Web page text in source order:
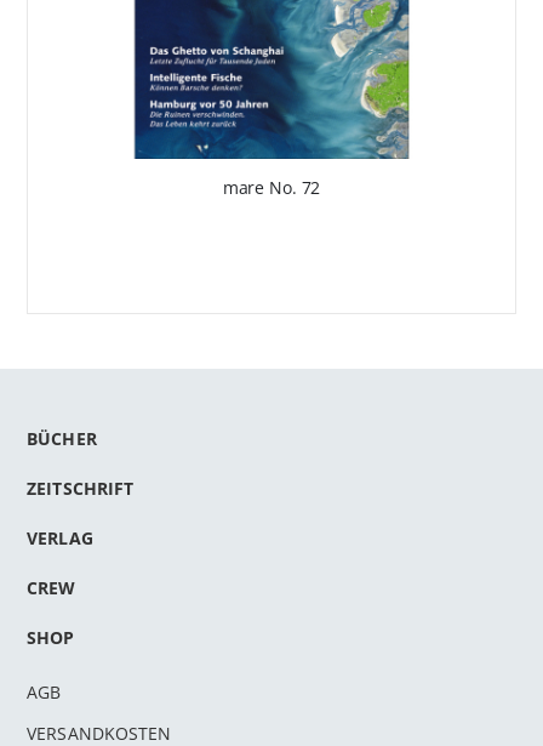
mare No. 72
BÜCHER
ZEITSCHRIFT
VERLAG
CREW
SHOP
AGB
VERSANDKOSTEN